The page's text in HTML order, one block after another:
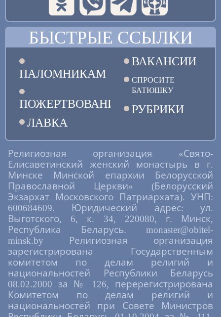
БЫСТРЫЕ ССЫЛКИ
ПАЛОМНИКАМ
ПОЖЕРТВОВАНИЯ
ЛАВКА
ВАКАНСИИ
СПРОСИТЕ
БАТЮШКУ
РУБРИКИ
Религиозная организация «Свято-
Елисаветинский женский монастырь в г.
Минске Минской епархии Белорусской
Православной Церкви» (Белорусский
Экзархат Московского Патриархата). УНП:
600684609. Юридический адрес: ул.
Выготского, 6, к. 34, 220080, г. Минск,
Республика Беларусь. monaster@obitel-
minsk.by Религиозная организация
зарегистрирована Государственным
комитетом по делам религий и
национальностей Республики Беларусь
08.02.2000 за № 126, перерегистрирована
Комитетом по делам религий и
национальностей при Совете Министров